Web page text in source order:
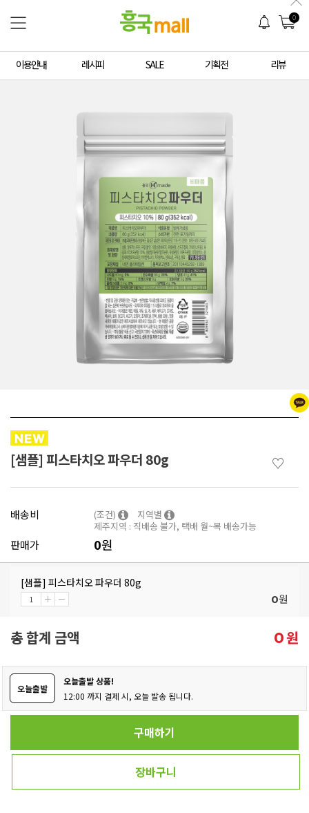
0
이용안내 레시피 SALE 기획전 리뷰
[샘플] 피스타치오 파우더 80g ♡
배송비 (조건)
지역별
제주지역 : 직배송 불가, 택배 월~목 배송가능
판매가 0원
[샘플] 피스타치오 파우더 80g
0원
총 합계 금액 0원
오늘출발
오늘출발 상품!
12:00 까지 결제 시, 오늘 발송 됩니다.
구매하기
장바구니